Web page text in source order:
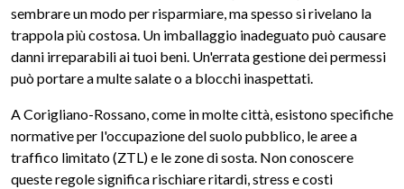
sembrare un modo per risparmiare, ma spesso si rivelano la
trappola più costosa. Un imballaggio inadeguato può causare
danni irreparabili ai tuoi beni. Un'errata gestione dei permessi
può portare a multe salate o a blocchi inaspettati.
A Corigliano-Rossano, come in molte città, esistono specifiche
normative per l'occupazione del suolo pubblico, le aree a
traffico limitato (ZTL) e le zone di sosta. Non conoscere
queste regole significa rischiare ritardi, stress e costi